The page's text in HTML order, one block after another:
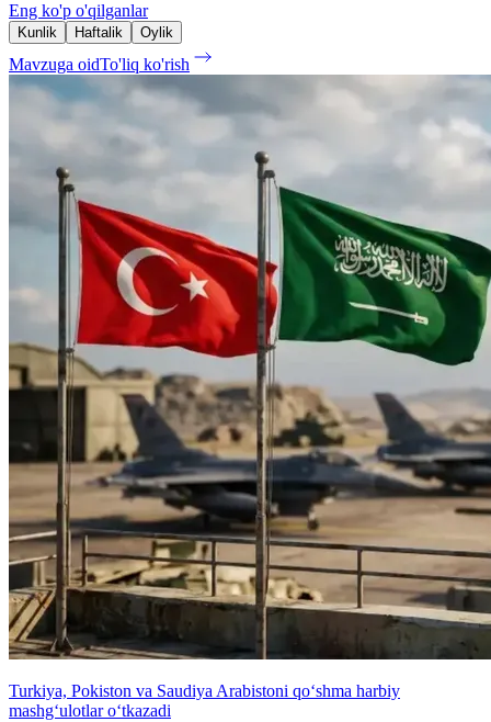
Eng ko'p o'qilganlar
Kunlik Haftalik Oylik
Mavzuga oidTo'liq ko'rish
Turkiya, Pokiston va Saudiya Arabistoni qo‘shma harbiy
mashg‘ulotlar o‘tkazadi